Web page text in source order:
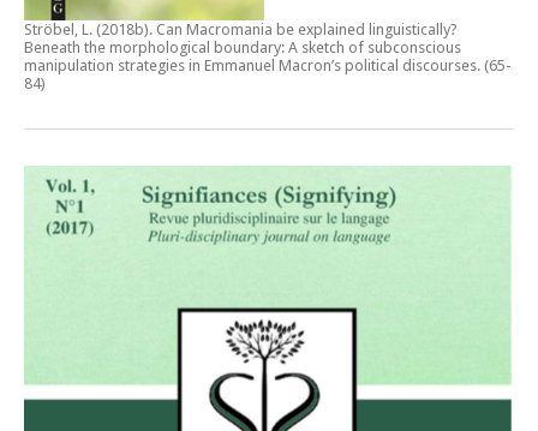
Ströbel, L. (2018b). Can Macromania be explained linguistically?
Beneath the morphological boundary: A sketch of subconscious
manipulation strategies in Emmanuel Macron’s political discourses. (65-
84)